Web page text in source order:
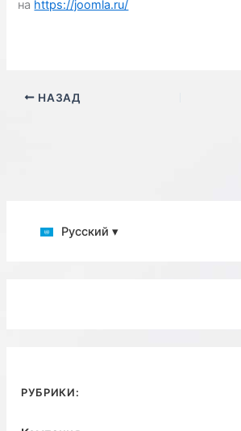
на https://joomla.ru/
НАЗАД
Русский ▾
РУБРИКИ: